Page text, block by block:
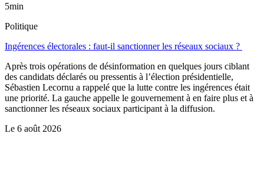
5min
Politique
Ingérences électorales : faut-il sanctionner les réseaux sociaux ?
Après trois opérations de désinformation en quelques jours ciblant
des candidats déclarés ou pressentis à l’élection présidentielle,
Sébastien Lecornu a rappelé que la lutte contre les ingérences était
une priorité. La gauche appelle le gouvernement à en faire plus et à
sanctionner les réseaux sociaux participant à la diffusion.
Le 6 août 2026